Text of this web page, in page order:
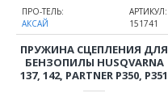
ПРО-ТЕЛЬ:
АКСАЙ
АРТИКУЛ:
151741
ПРУЖИНА СЦЕПЛЕНИЯ ДЛЯ
БЕНЗОПИЛЫ HUSQVARNA
137, 142, PARTNER P350, P351